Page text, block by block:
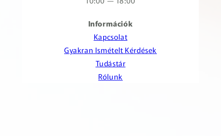
Információk
Kapcsolat
Gyakran Ismételt Kérdések
Tudástár
Rólunk